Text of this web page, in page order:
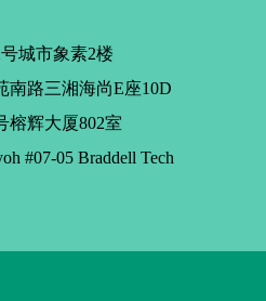
城市象素2楼
南路三湘海尚E座10D
榕辉大厦802室
#07-05 Braddell Tech